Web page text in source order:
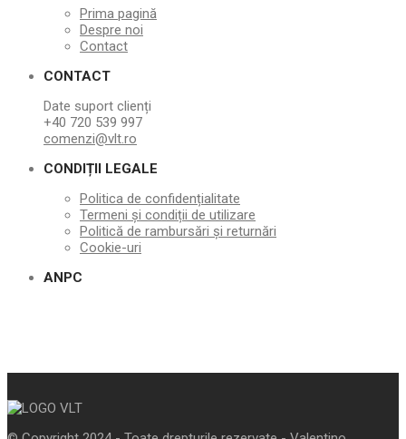
Prima pagină
Despre noi
Contact
CONTACT
Date suport clienți
+40 720 539 997
comenzi@vlt.ro
CONDIȚII LEGALE
Politica de confidențialitate
Termeni și condiții de utilizare
Politică de rambursări și returnări
Cookie-uri
ANPC